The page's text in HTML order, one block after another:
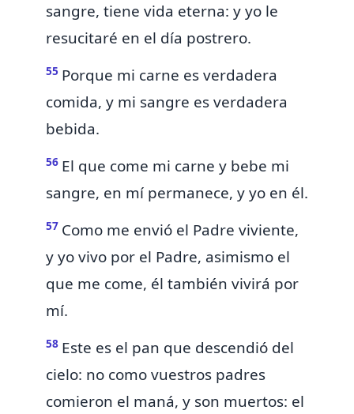
sangre, tiene vida eterna: y yo le
resucitaré en el día postrero.
55 Porque mi carne es verdadera
comida, y mi sangre es verdadera
bebida.
56 El que come mi carne y bebe mi
sangre, en mí permanece, y yo en él.
57 Como me envió el Padre viviente,
y yo vivo por el Padre, asimismo el
que me come, él también vivirá por
mí.
58 Este es el pan que descendió del
cielo: no como vuestros padres
comieron el maná, y son muertos: el